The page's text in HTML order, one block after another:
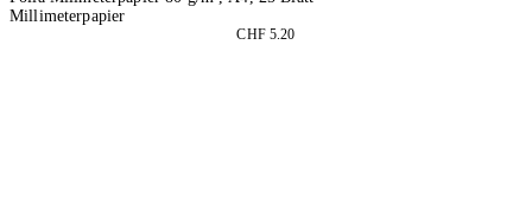
Millimeterpapier
CHF 5.20